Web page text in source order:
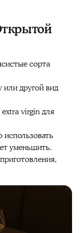
сорта
или другой вид
virgin для
уменьшить.